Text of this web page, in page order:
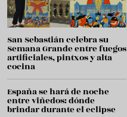
San Sebastián celebra su
Semana Grande entre fuegos
artificiales, pintxos y alta
cocina
España se hará de noche
entre viñedos: dónde
brindar durante el eclipse